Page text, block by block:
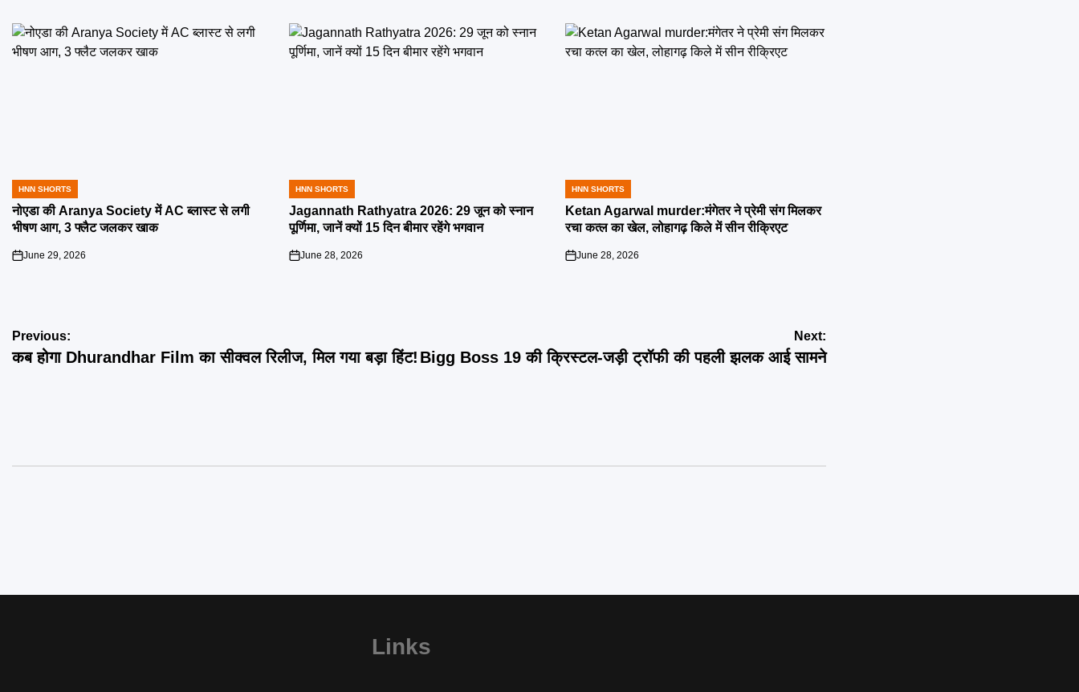
POSTED
IN
HNN SHORTS
नोएडा की Aranya Society में AC ब्लास्ट से लगी
भीषण आग, 3 फ्लैट जलकर खाक
on
June 29, 2026
POSTED
IN
HNN SHORTS
Jagannath Rathyatra 2026: 29 जून को स्नान
पूर्णिमा, जानें क्यों 15 दिन बीमार रहेंगे भगवान
on
June 28, 2026
POSTED
IN
HNN SHORTS
Ketan Agarwal murder:मंगेतर ने प्रेमी संग मिलकर
रचा कत्ल का खेल, लोहागढ़ किले में सीन रीक्रिएट
on
June 28, 2026
Post
navigation
Previous:
कब होगा Dhurandhar Film का सीक्वल रिलीज, मिल गया बड़ा हिंट!
Next:
Bigg Boss 19 की क्रिस्टल-जड़ी ट्रॉफी की पहली झलक आई सामने
Links